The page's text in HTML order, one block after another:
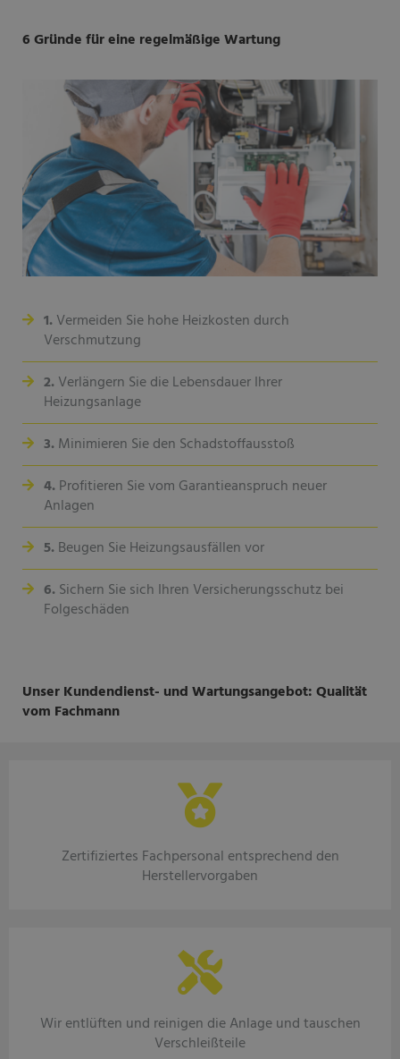
6 Gründe für eine regelmäßige Wartung
1.Vermeiden Sie hohe Heizkosten durch
Verschmutzung
2.Verlängern Sie die Lebensdauer Ihrer
Heizungsanlage
3.Minimieren Sie den Schadstoffausstoß
4.Profitieren Sie vom Garantieanspruch neuer
Anlagen
5.Beugen Sie Heizungsausfällen vor
6.Sichern Sie sich Ihren Versicherungsschutz bei
Folgeschäden
Unser Kundendienst- und Wartungsangebot: Qualität
vom Fachmann
Zertifiziertes Fachpersonal entsprechend den
Herstellervorgaben
Wir entlüften und reinigen die Anlage und tauschen
Verschleißteile